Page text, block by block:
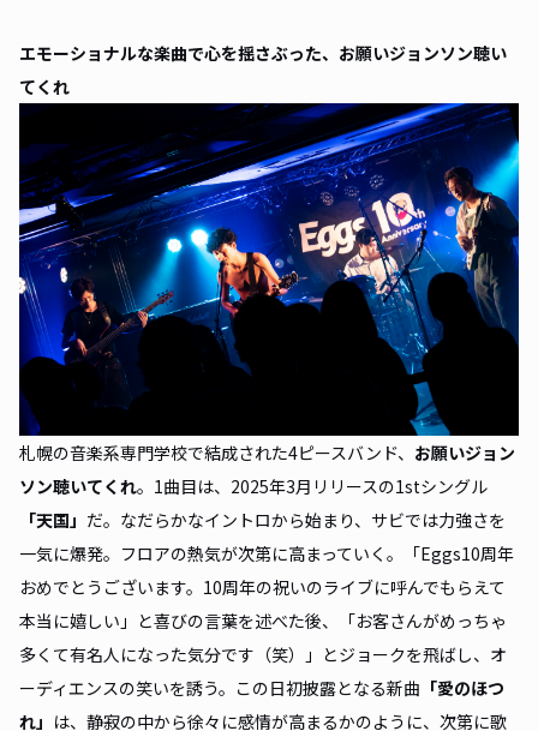
エモーショナルな楽曲で心を揺さぶった、お願いジョンソン聴い
てくれ
札幌の音楽系専門学校で結成された4ピースバンド、 お願いジョン
ソン聴いてくれ。1曲目は、2025年3月リリースの1stシングル
「天国」 だ。なだらかなイントロから始まり、サビでは力強さを
一気に爆発。フロアの熱気が次第に高まっていく。「Eggs10周年
おめでとうございます。10周年の祝いのライブに呼んでもらえて
本当に嬉しい」と喜びの言葉を述べた後、「お客さんがめっちゃ
多くて有名人になった気分です（笑）」とジョークを飛ばし、オ
ーディエンスの笑いを誘う。この日初披露となる新曲 「愛のほつ
れ」 は、静寂の中から徐々に感情が高まるかのように、次第に歌